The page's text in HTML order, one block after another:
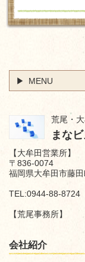
MENU
荒尾・
まな
【大牟田営業所】
〒836-0074
福岡県大牟田市藤
TEL:0944-88-8724
【荒尾事務所】
会社紹介